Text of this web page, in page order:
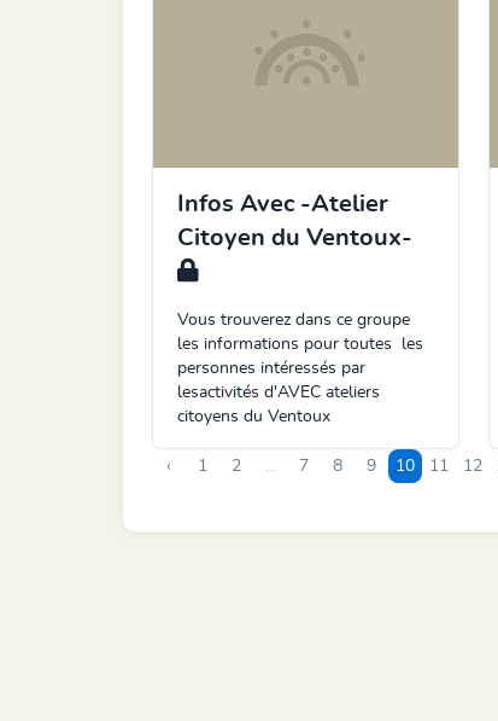
Infos Avec -Atelier
Citoyen du Ventoux-
Vous trouverez dans ce groupe
les informations pour toutes les
personnes intéressés par
lesactivités d'AVEC ateliers
citoyens du Ventoux
‹ 1 2 7 8 9 10 11 12